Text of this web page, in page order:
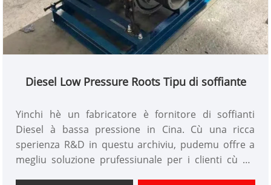
Diesel Low Pressure Roots Tipu di soffiante
Yinchi hè un fabricatore è fornitore di soffianti
Diesel à bassa pressione in Cina. Cù una ricca
sperienza R&D in questu archiviu, pudemu offre a
megliu soluzione prufessiunale per i clienti cù un